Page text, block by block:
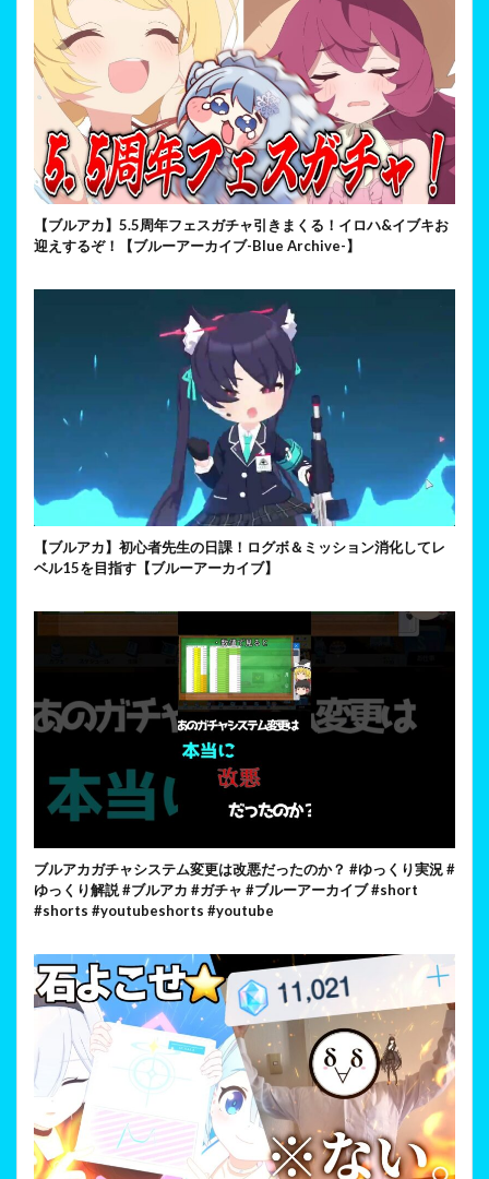
【ブルアカ】5.5周年フェスガチャ引きまくる！イロハ&イブキお
迎えするぞ！【ブルーアーカイブ-Blue Archive-】
【ブルアカ】初心者先生の日課！ログボ＆ミッション消化してレ
ベル15を目指す【ブルーアーカイブ】
ブルアカガチャシステム変更は改悪だったのか？ #ゆっくり実況 #
ゆっくり解説 #ブルアカ #ガチャ #ブルーアーカイブ #short
#shorts #youtubeshorts #youtube